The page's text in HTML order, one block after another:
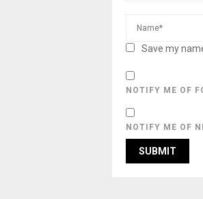
Save my
NOTIFY ME OF
NOTIFY ME OF